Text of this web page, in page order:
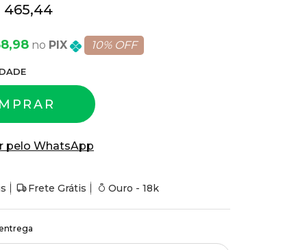
465,44
PIX 10% OFF
pelo WhatsApp
Frete Grátis Ouro - 18k